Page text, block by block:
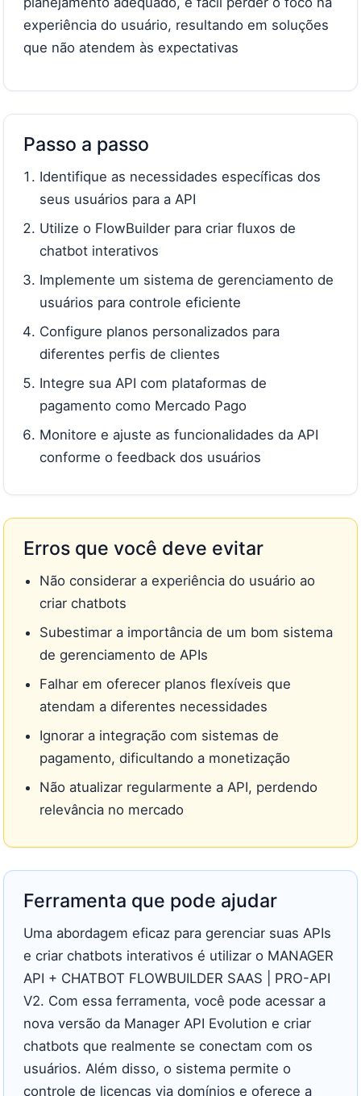
experiência do usuário, resultando em soluções
que não atendem às expectativas
Passo a passo
Identifique as necessidades específicas dos
seus usuários para a API
Utilize o FlowBuilder para criar fluxos de
chatbot interativos
Implemente um sistema de gerenciamento de
usuários para controle eficiente
Configure planos personalizados para
diferentes perfis de clientes
Integre sua API com plataformas de
pagamento como Mercado Pago
Monitore e ajuste as funcionalidades da API
conforme o feedback dos usuários
Erros que você deve evitar
Não considerar a experiência do usuário ao
criar chatbots
Subestimar a importância de um bom sistema
de gerenciamento de APIs
Falhar em oferecer planos flexíveis que
atendam a diferentes necessidades
Ignorar a integração com sistemas de
pagamento, dificultando a monetização
Não atualizar regularmente a API, perdendo
relevância no mercado
Ferramenta que pode ajudar
Uma abordagem eficaz para gerenciar suas APIs
e criar chatbots interativos é utilizar o MANAGER
API + CHATBOT FLOWBUILDER SAAS | PRO-API
V2. Com essa ferramenta, você pode acessar a
nova versão da Manager API Evolution e criar
chatbots que realmente se conectam com os
usuários. Além disso, o sistema permite o
controle de licenças via domínios e oferece a